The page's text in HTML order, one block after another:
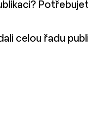
celou řadu